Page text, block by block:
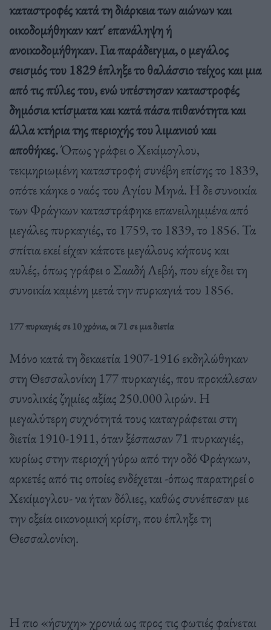
καταστροφές κατά τη διάρκεια των αιώνων και
οικοδομήθηκαν κατ΄ επανάληψη ή
ανοικοδομήθηκαν. Για παράδειγμα, ο μεγάλος
σεισμός του 1829 έπληξε το θαλάσσιο τείχος και μια
από τις πύλες του, ενώ υπέστησαν καταστροφές
δημόσια κτίσματα και κατά πάσα πιθανότητα και
άλλα κτήρια της περιοχής του λιμανιού και
αποθήκες.Όπως γράφει ο Χεκίμογλου,
τεκμηριωμένη καταστροφή συνέβη επίσης το 1839,
οπότε κάηκε ο ναός του Αγίου Μηνά. Η δε συνοικία
των Φράγκων καταστράφηκε επανειλημμένα από
μεγάλες πυρκαγιές, το 1759, το 1839, το 1856. Τα
σπίτια εκεί είχαν κάποτε μεγάλους κήπους και
αυλές, όπως γράφει ο Σααδή Λεβή, που είχε δει τη
συνοικία καμένη μετά την πυρκαγιά του 1856.
177 πυρκαγιές σε 10 χρόνια, οι 71 σε μια διετία
Μόνο κατά τη δεκαετία 1907-1916 εκδηλώθηκαν
στη Θεσσαλονίκη 177 πυρκαγιές, που προκάλεσαν
συνολικές ζημίες αξίας 250.000 λιρών. Η
μεγαλύτερη συχνότητά τους καταγράφεται στη
διετία 1910-1911, όταν ξέσπασαν 71 πυρκαγιές,
κυρίως στην περιοχή γύρω από την οδό Φράγκων,
αρκετές από τις οποίες ενδέχεται -όπως παρατηρεί ο
Χεκίμογλου- να ήταν δόλιες, καθώς συνέπεσαν με
την οξεία οικονομική κρίση, που έπληξε τη
Θεσσαλονίκη.
Η πιο «ήσυχη» χρονιά ως προς τις φωτιές φαίνεται